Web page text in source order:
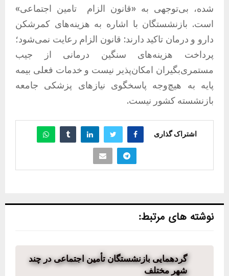
شده، بی‌توجهی به «قانون الزام تامین اجتماعی»
است. بازنشستگان با اشاره به هزینه‌های کمرشکن
دارو و درمان تاکید دارند: قانون الزام رعایت نمی‌شود؛
پرداخت هزینه‌های سنگین درمانی از جیب
مستمری‌بگیران امکان‌پذیر نیست و خدمات فعلی بیمه
پایه به هیچ‌وجه پاسخگوی نیازهای پزشکی جامعه
بازنشسته کشور نیست.
اشتراک گذاری
نوشته های مرتبط:
گردهمایی بازنشستگان تأمین اجتماعی در چند
شهر مختلف